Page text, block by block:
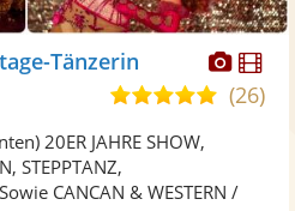
Tänzerin
5,0
Sternen
(26)
20ER JAHRE SHOW,
STEPPTANZ,
CANCAN & WESTERN /